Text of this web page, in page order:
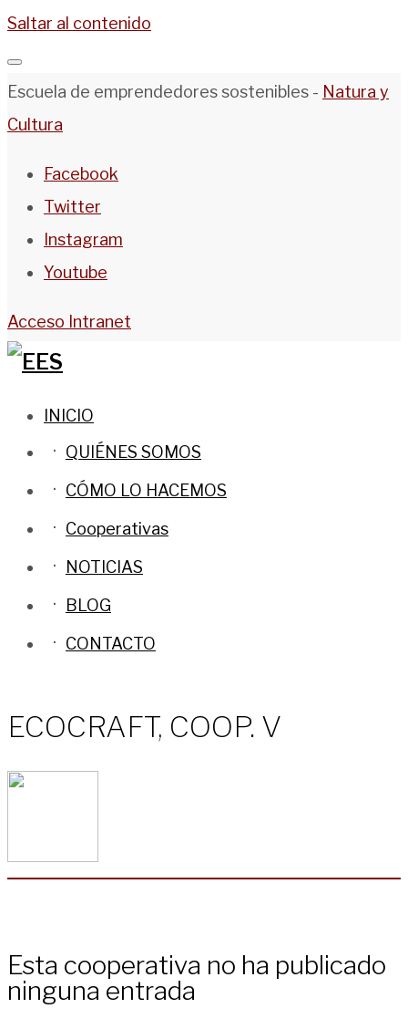
Saltar al contenido
Escuela de emprendedores sostenibles - Natura y
Cultura
Facebook
Twitter
Instagram
Youtube
Acceso Intranet
INICIO
QUIÉNES SOMOS
CÓMO LO HACEMOS
Cooperativas
NOTICIAS
BLOG
CONTACTO
ECOCRAFT, COOP. V
Esta cooperativa no ha publicado
ninguna entrada